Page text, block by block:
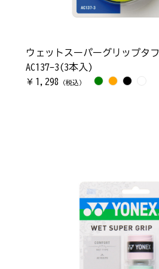
ウェットスーパーグリップタフ
AC137-3(3本入)
￥ 1,298 （税込）